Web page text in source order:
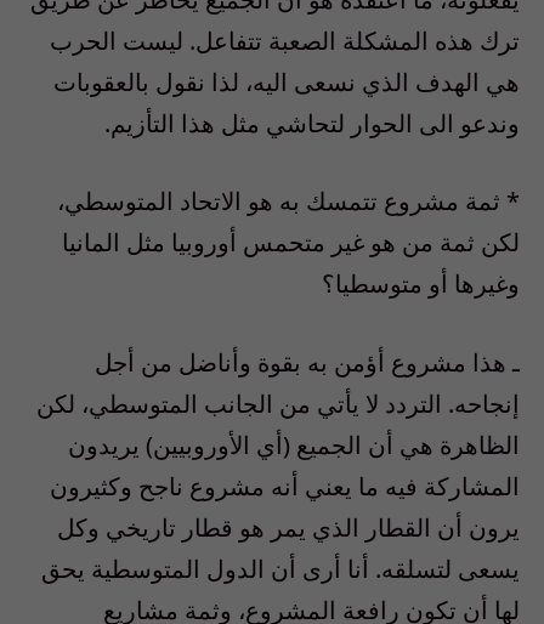
ترك هذه المشكلة الصعبة تتفاعل. ليست الحرب
هي الهدف الذي نسعى اليه، لذا نقول بالعقوبات
وندعو الى الحوار لتحاشي مثل هذا التأزيم.
* ثمة مشروع تتمسك به هو الاتحاد المتوسطي،
لكن ثمة من هو غير متحمس أوروبيا مثل المانيا
وغيرها أو متوسطيا؟
ـ هذا مشروع أؤمن به بقوة وأناضل من أجل
إنجاحه. التردد لا يأتي من الجانب المتوسطي، لكن
الظاهرة هي أن الجميع (أي الأوروبيين) يريدون
المشاركة فيه ما يعني أنه مشروع ناجح وكثيرون
يرون أن القطار الذي يمر هو قطار تاريخي وكل
يسعى لتسلقه. أنا أرى أن الدول المتوسطية يحق
لها أن تكون رافعة المشروع، وثمة مشاريع